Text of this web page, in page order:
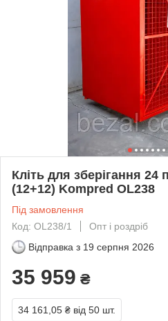
Кліть для зберігання 24
(12+12) Kompred OL238
Під замовлення
Код: OL238/1
Опт і роздріб
Відправка з 19 серпня 2026
35 959 ₴
34 161,05 ₴ від 50 шт.